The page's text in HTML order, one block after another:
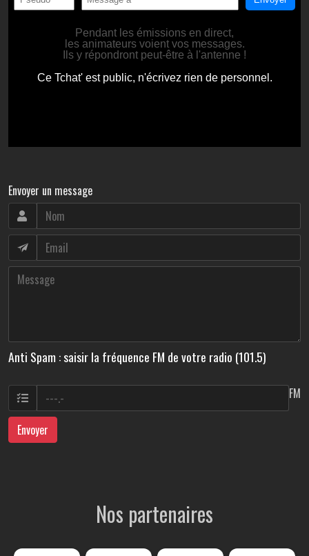
Envoyer un message
Anti Spam : saisir la fréquence FM de votre radio (101.5)
FM
Envoyer
Nos partenaires